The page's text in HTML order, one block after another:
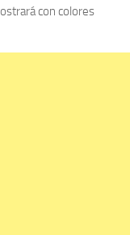
con colores